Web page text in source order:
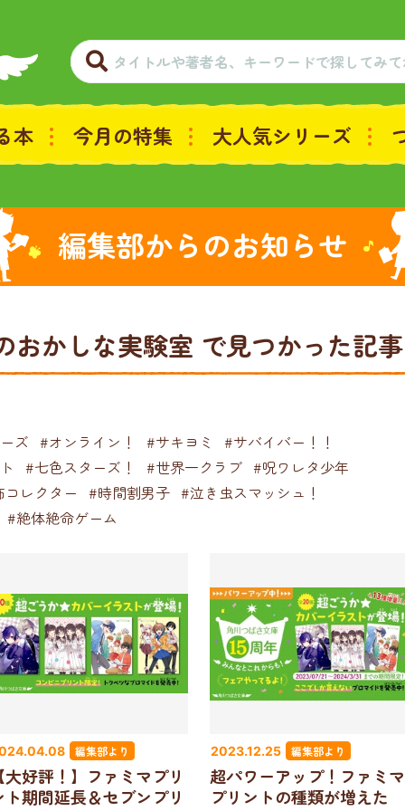
本 今月の特集 大人気シリーズ
編集部からのお知らせ
おかしな実験室 で見つかった記事
ズ #オンライン！ #サキヨミ
#サバイバー！！
#七色スターズ！ #世界一クラブ #呪ワレタ少年
レクター #時間割男子 #泣き虫スマッシュ！
#絶体絶命ゲーム
編集部より
大好評！】ファミマプリ
ト期間延長＆セブンプリ
2023.12.25 編集部より
超パワーアップ！ファミマ
プリントの種類が増えた